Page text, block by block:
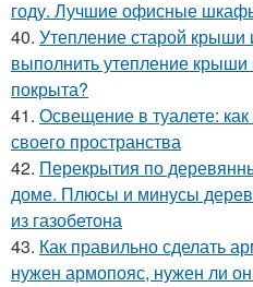
году. Лучшие офисные
40. Утепление старой крыши
выполнить утепление крыши
покрыта?
41. Освещение в туалете:
своего пространства
42. Перекрытия по
доме. Плюсы и минусы
из газобетона
43. Как правильно сделать
нужен армопояс, нужен ли